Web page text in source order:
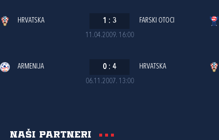
11.04.2009. 16:00
HRVATSKA 1 : 3 FARSKI OTOCI
06.11.2007. 13:00
ARMENIJA 0 : 4 HRVATSKA
Naši partneri